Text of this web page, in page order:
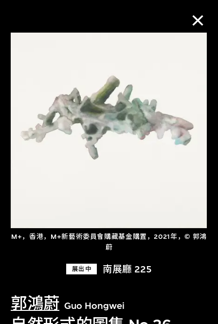
M+，香港，M+新藝術委員會購藏基金購置，2021年，© 郭鴻
蔚
展出中 南展廳 225
郭鴻蔚 Guo Hongwei
进一步筛选